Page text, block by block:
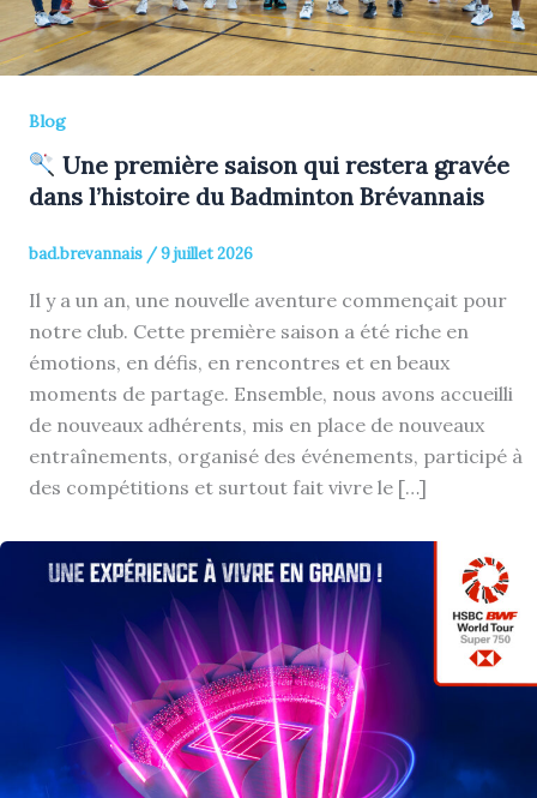
Blog
Une première saison qui restera gravée
dans l’histoire du Badminton Brévannais
bad.brevannais /9 juillet 2026
Il y a un an, une nouvelle aventure commençait pour
notre club. Cette première saison a été riche en
émotions, en défis, en rencontres et en beaux
moments de partage. Ensemble, nous avons accueilli
de nouveaux adhérents, mis en place de nouveaux
entraînements, organisé des événements, participé à
des compétitions et surtout fait vivre le […]